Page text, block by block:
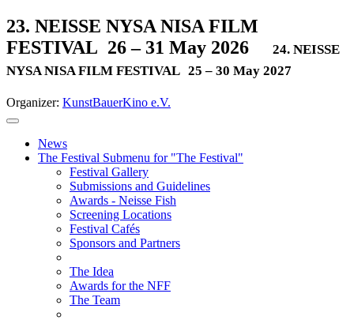
23. NEISSE NYSA NISA FILM
FESTIVAL 26 – 31 May 2026
24. NEISSE
NYSA NISA FILM FESTIVAL 25 – 30 May 2027
Organizer: KunstBauerKino e.V.
News
The Festival Submenu for "The Festival"
Festival Gallery
Submissions and Guidelines
Awards - Neisse Fish
Screening Locations
Festival Cafés
Sponsors and Partners
The Idea
Awards for the NFF
The Team